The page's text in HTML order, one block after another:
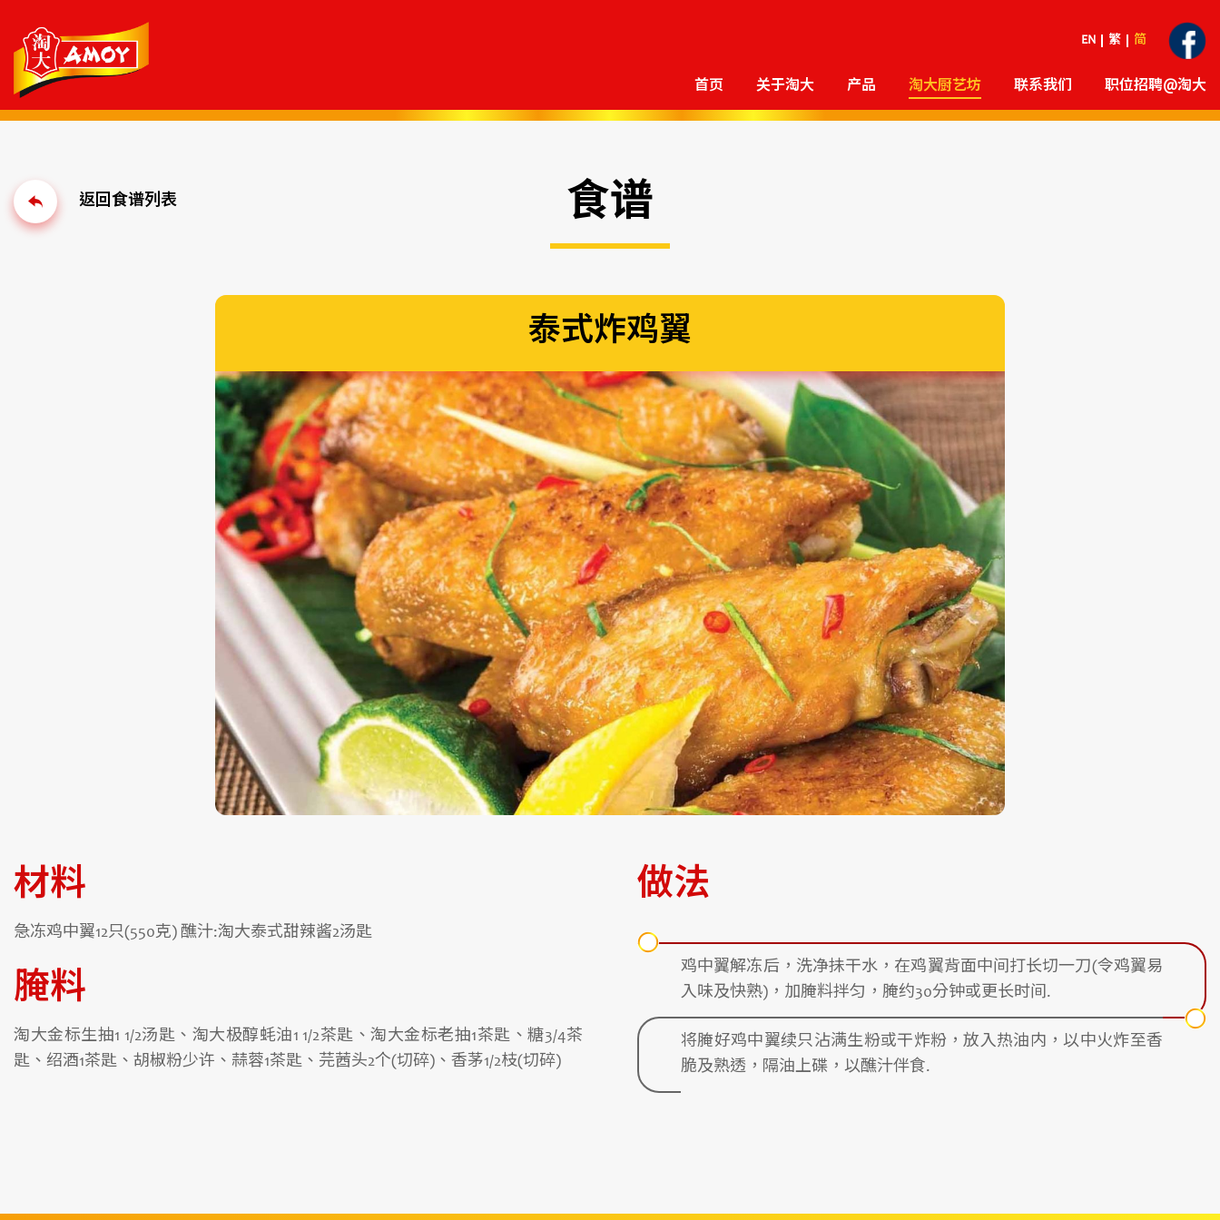
EN 繁 简
首页 关于淘大 产品 淘大厨艺坊 联系我们 职位招聘@淘大
食谱
泰式炸鸡翼
材料
急冻鸡中翼12只(550克) 醮汁:淘大泰式甜辣酱2汤匙
腌料
淘大金标生抽1 1/2汤匙、淘大极醇蚝油1 1/2茶匙、淘大金标老抽1茶匙、糖3/4茶
匙、绍酒1茶匙、胡椒粉少许、蒜蓉1茶匙、芫莤头2个(切碎)、香茅1/2枝(切碎)
做法
鸡中翼解冻后，洗净抺干水，在鸡翼背面中间打长切一刀(令鸡翼易
入味及快熟)，加腌料拌匀，腌约30分钟或更长时间.
将腌好鸡中翼续只沾满生粉或干炸粉，放入热油内，以中火炸至香
脆及熟透，隔油上碟，以醮汁伴食.